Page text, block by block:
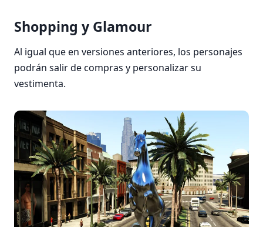
Shopping y Glamour
Al igual que en versiones anteriores, los personajes
podrán salir de compras y personalizar su
vestimenta.